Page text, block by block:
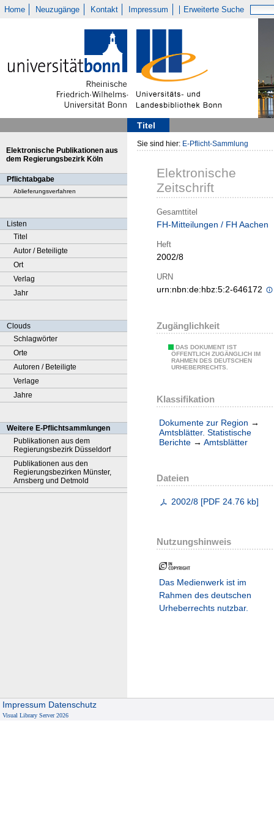
Home Neuzugänge Kontakt Impressum Erweiterte Suche
Titel
Elektronische Publikationen aus
dem Regierungsbezirk Köln
Pflichtabgabe
Ablieferungsverfahren
Listen
Titel
Autor / Beteiligte
Ort
Verlag
Jahr
Clouds
Schlagwörter
Orte
Autoren / Beteiligte
Verlage
Jahre
Weitere E-Pflichtsammlungen
Publikationen aus dem
Regierungsbezirk Düsseldorf
Publikationen aus den
Regierungsbezirken Münster,
Arnsberg und Detmold
Sie sind hier: E-Pflicht-Sammlung
Elektronische
Zeitschrift
Gesamttitel
FH-Mitteilungen / FH Aachen
Heft
2002/8
URN
urn:nbn:de:hbz:5:2-646172
Zugänglichkeit
DAS DOKUMENT IST
ÖFFENTLICH ZUGÄNGLICH IM
RAHMEN DES DEUTSCHEN
URHEBERRECHTS.
Klassifikation
Dokumente zur Region →
Amtsblätter. Statistische
Berichte → Amtsblätter
Dateien
2002/8 [PDF 24.76 kb]
Nutzungshinweis
Das Medienwerk ist im
Rahmen des deutschen
Urheberrechts nutzbar.
Impressum Datenschutz
Visual Library Server 2026